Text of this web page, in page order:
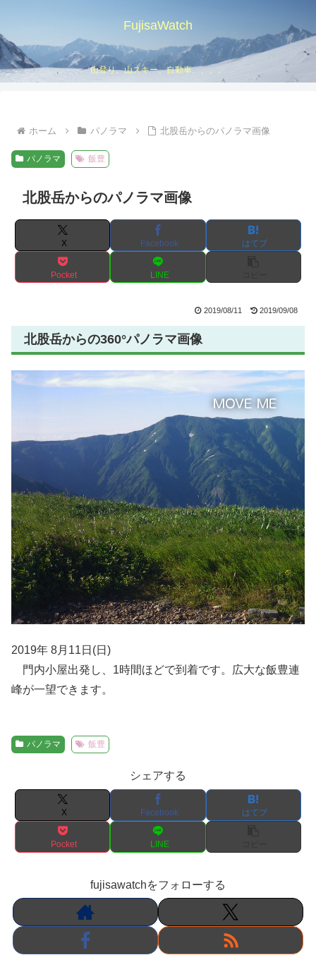
FujisaWatch
山登り、山スキー、自動車、、、、
ホーム パノラマ 北股岳からのパノラマ画像
パノラマ 飯豊
北股岳からのパノラマ画像
X Facebook はてブ
Pocket LINE
2019/08/11 2019/09/08
北股岳からの360°パノラマ画像
2019年 8月11日(日)
門内小屋出発し、1時間ほどで到着です。広大な飯豊連
峰が一望できます。
パノラマ 飯豊
シェアする
X Facebook はてブ
Pocket LINE
fujisawatchをフォローする